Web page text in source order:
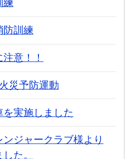
練
訓練
意！！
災予防運動
実施しました
ジャークラブ様より
た。